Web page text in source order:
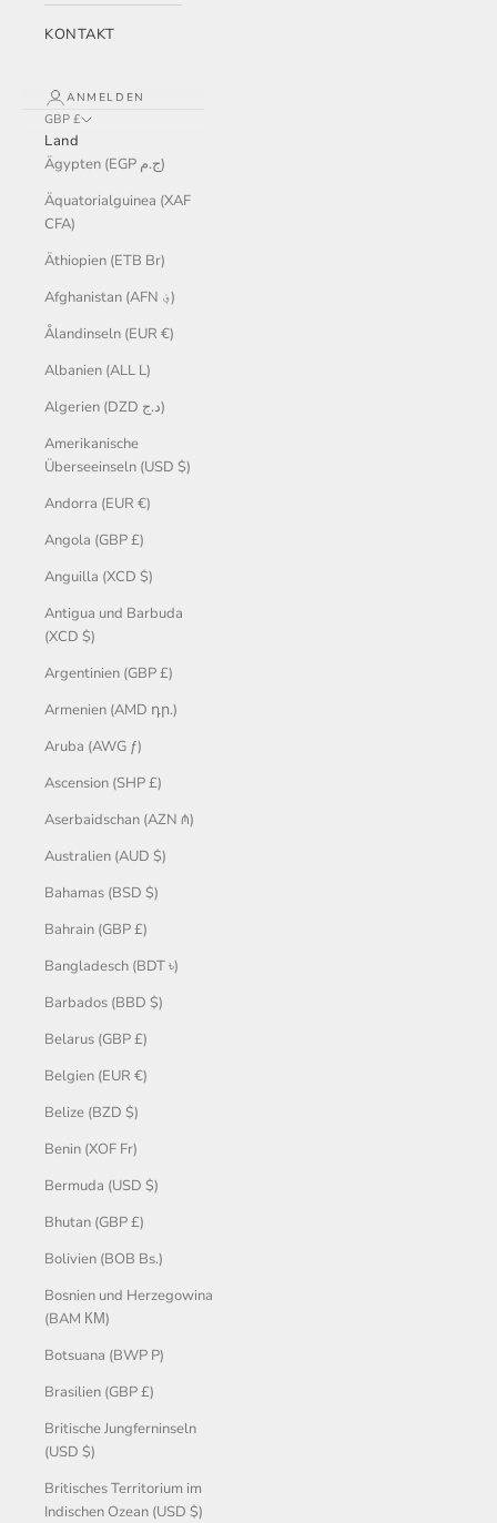
KONTAKT
ANMELDEN
GBP £
Land
Ägypten (EGP ج.م)
Äquatorialguinea (XAF
CFA)
Äthiopien (ETB Br)
Afghanistan (AFN ؋)
Ålandinseln (EUR €)
Albanien (ALL L)
Algerien (DZD د.ج)
Amerikanische
Überseeinseln (USD $)
Andorra (EUR €)
Angola (GBP £)
Anguilla (XCD $)
Antigua und Barbuda
(XCD $)
Argentinien (GBP £)
Armenien (AMD դր.)
Aruba (AWG ƒ)
Ascension (SHP £)
Aserbaidschan (AZN ₼)
Australien (AUD $)
Bahamas (BSD $)
Bahrain (GBP £)
Bangladesch (BDT ৳)
Barbados (BBD $)
Belarus (GBP £)
Belgien (EUR €)
Belize (BZD $)
Benin (XOF Fr)
Bermuda (USD $)
Bhutan (GBP £)
Bolivien (BOB Bs.)
Bosnien und Herzegowina
(BAM КМ)
Botsuana (BWP P)
Brasilien (GBP £)
Britische Jungferninseln
(USD $)
Britisches Territorium im
Indischen Ozean (USD $)